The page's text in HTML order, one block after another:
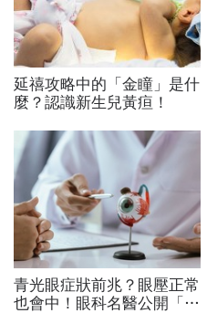
延禧攻略中的「金瞳」是什
麼？認識新生兒黃疸！
青光眼症狀前兆？眼壓正常
也會中！眼科名醫公開「護